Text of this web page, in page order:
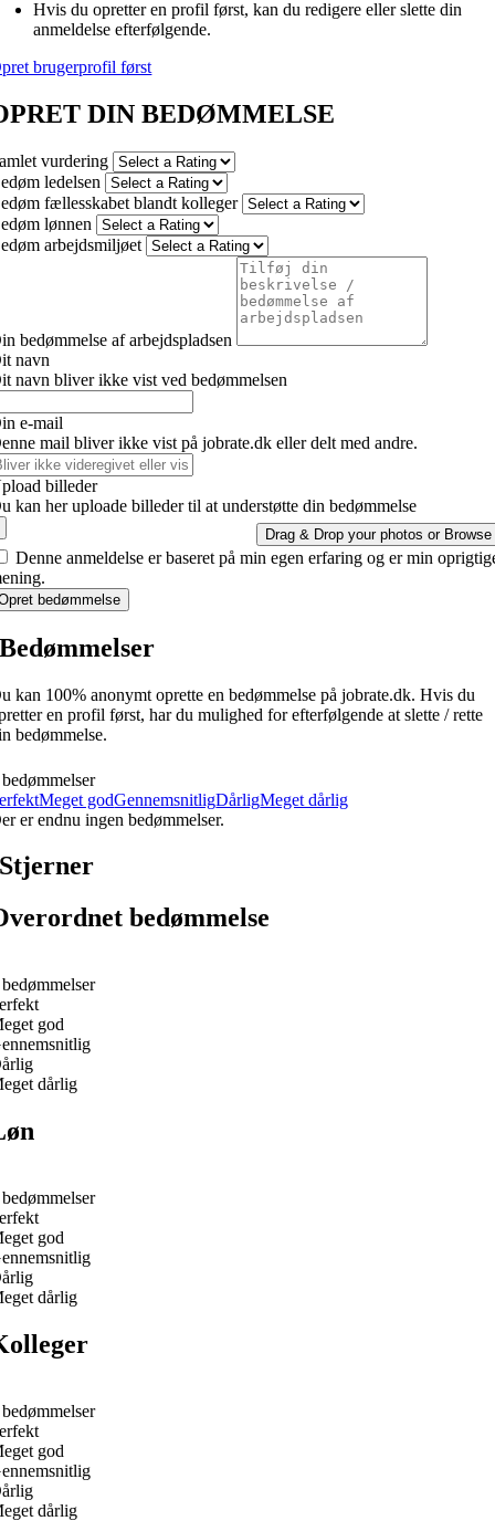
Hvis du opretter en profil først, kan du redigere eller slette din
anmeldelse efterfølgende.
brugerprofil først
DIN BEDØMMELSE
vurdering
ledelsen
fællesskabet blandt kolleger
lønnen
arbejdsmiljøet
bedømmelse af arbejdspladsen
navn
navn bliver ikke vist ved bedømmelsen
e-mail
mail bliver ikke vist på jobrate.dk eller delt med andre.
billeder
kan her uploade billeder til at understøtte din bedømmelse
Drag & Drop your photos or Browse
Denne anmeldelse er baseret på min egen erfaring og er min
bedømmelse
Bedømmelser
kan 100% anonymt oprette en bedømmelse på jobrate.dk. Hvis du
en profil først, har du mulighed for efterfølgende at slette / rette
bedømmelse.
Meget godGennemsnitligDårligMeget dårlig
er endnu ingen bedømmelser.
Stjerner
bedømmelse
god
dårlig
god
dårlig
god
dårlig